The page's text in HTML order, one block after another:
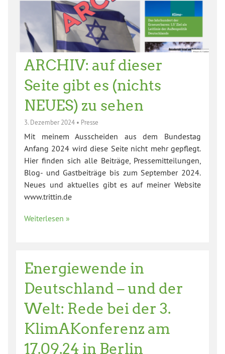
ARCHIV: auf dieser
Seite gibt es (nichts
NEUES) zu sehen
3. Dezember 2024 • Presse
Mit meinem Ausscheiden aus dem Bundestag
Anfang 2024 wird diese Seite nicht mehr gepflegt.
Hier finden sich alle Beiträge, Pressemitteilungen,
Blog- und Gastbeiträge bis zum September 2024.
Neues und aktuelles gibt es auf meiner Website
www.trittin.de
Weiterlesen »
Energiewende in
Deutschland – und der
Welt: Rede bei der 3.
KlimAKonferenz am
17.09.24 in Berlin